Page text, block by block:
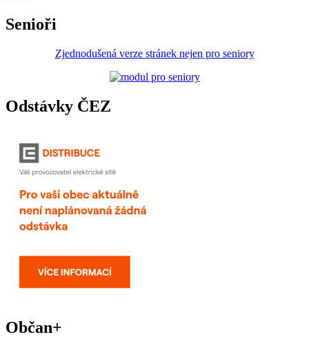
Senioři
Zjednodušená verze stránek nejen pro seniory
Odstávky ČEZ
Občan+